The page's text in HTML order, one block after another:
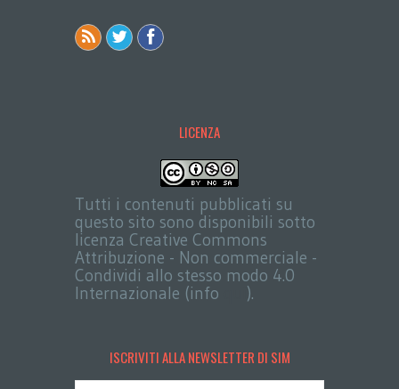
LICENZA
Tutti i contenuti pubblicati su
questo sito sono disponibili sotto
licenza Creative Commons
Attribuzione - Non commerciale -
Condividi allo stesso modo 4.0
Internazionale (info
).
ISCRIVITI ALLA NEWSLETTER DI SIM